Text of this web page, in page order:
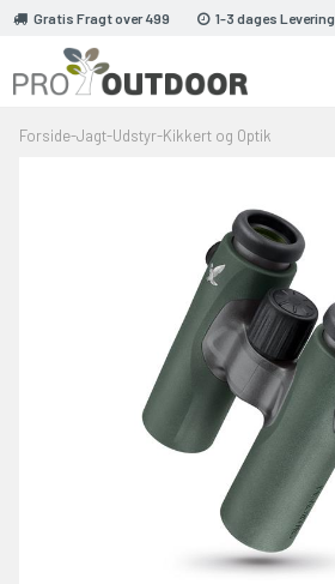
Gratis Fragt over 499 1-3 dages Levering
Forside-Jagt-Udstyr-Kikkert og Optik